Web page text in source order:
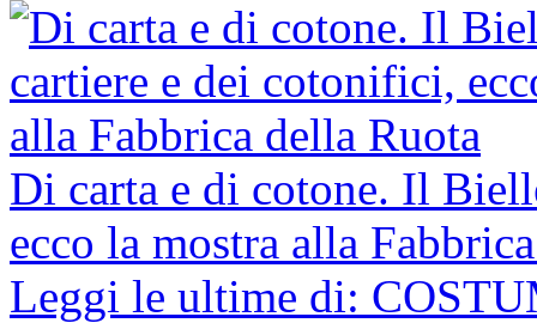
Di carta e di cotone. Il
ecco la mostra alla
Leggi le ultime di: